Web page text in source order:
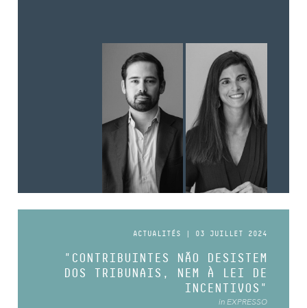
ACTUALITÉS | 03 JUILLET 2024
"CONTRIBUINTES NÃO DESISTEM
DOS TRIBUNAIS, NEM À LEI DE
INCENTIVOS"
in EXPRESSO